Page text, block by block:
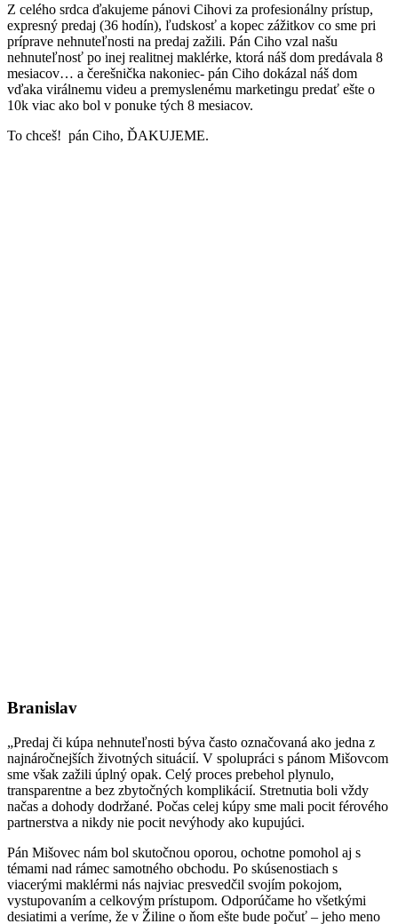
Z celého srdca ďakujeme pánovi Cihovi za profesionálny prístup,
expresný predaj (36 hodín), ľudskosť a kopec zážitkov co sme pri
príprave nehnuteľnosti na predaj zažili. Pán Ciho vzal našu
nehnuteľnosť po inej realitnej maklérke, ktorá náš dom predávala 8
mesiacov… a čerešnička nakoniec- pán Ciho dokázal náš dom
vďaka virálnemu videu a premyslenému marketingu predať ešte o
10k viac ako bol v ponuke tých 8 mesiacov.
To chceš! pán Ciho, ĎAKUJEME.
Branislav
„Predaj či kúpa nehnuteľnosti býva často označovaná ako jedna z
najnáročnejších životných situácií. V spolupráci s pánom Mišovcom
sme však zažili úplný opak. Celý proces prebehol plynulo,
transparentne a bez zbytočných komplikácií. Stretnutia boli vždy
načas a dohody dodržané. Počas celej kúpy sme mali pocit férového
partnerstva a nikdy nie pocit nevýhody ako kupujúci.
Pán Mišovec nám bol skutočnou oporou, ochotne pomohol aj s
témami nad rámec samotného obchodu. Po skúsenostiach s
viacerými maklérmi nás najviac presvedčil svojím pokojom,
vystupovaním a celkovým prístupom. Odporúčame ho všetkými
desiatimi a veríme, že v Žiline o ňom ešte bude počuť – jeho meno